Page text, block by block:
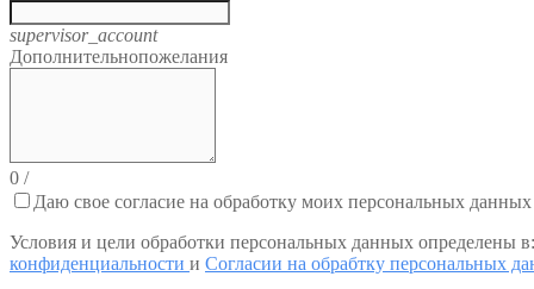
supervisor_account
Дополнительнопожелания
0 /
Даю свое согласие на обработку моих персональных данных
Условия и цели обработки персональных данных определены
конфиденциальности и Согласии на обрабтку персональных